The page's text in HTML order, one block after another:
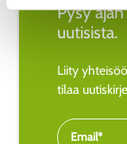
Pysy
uutisista.
Liity
tilaa